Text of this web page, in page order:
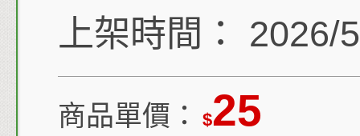
上架時間：
2026/
商品單價： $25